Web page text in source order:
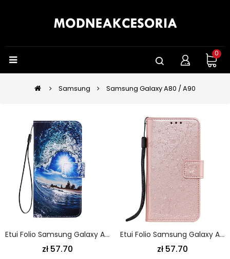
0
Samsung Samsung Galaxy A80 / A90
Etui Folio Samsung Galaxy A80 / A90 Kochaj Falę Etui Ochronne
zł 57.70
Etui Folio Samsung Galaxy A80 / A90 Magenta Szary Zaduma Stringów
zł 57.70